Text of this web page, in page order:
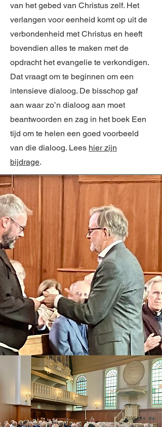
van het gebed van Christus zelf. Het
verlangen voor eenheid komt op uit de
verbondenheid met Christus en heeft
bovendien alles te maken met de
opdracht het evangelie te verkondigen.
Dat vraagt om te beginnen om een
intensieve dialoog. De bisschop gaf
aan waar zo’n dialoog aan moet
beantwoorden en zag in het boek Een
tijd om te helen een goed voorbeeld
van die dialoog. Lees hier zijn
bijdrage.